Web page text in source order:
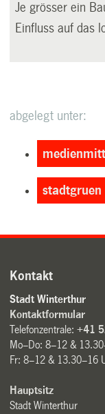
Je grösser ein
Einfluss auf das
abgelegt unter:
stadtgruen
Kontakt
Stadt Winterthur
Kontaktformular
Telefonzentrale:+41
Mo–Do: 8–12 &
Fr: 8–12 & 13.30–16
Hauptsitz
Stadt Winterthur